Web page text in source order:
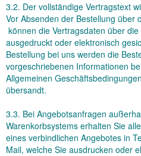
3.2. Der vollständige Vertragstext
Vor Absenden der Bestellung über
können die Vertragsdaten über
ausgedruckt oder elektronisch
Bestellung bei uns werden die
vorgeschriebenen Informationen
Allgemeinen
übersandt.
3.3. Bei Angebotsanfragen
Warenkorbsystems erhalten Sie
eines verbindlichen Angebotes in
Mail, welche Sie ausdrucken oder